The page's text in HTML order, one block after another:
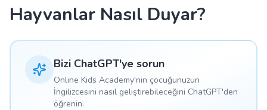
Hayvanlar Nasıl Duyar?
Bizi ChatGPT'ye sorun
Online Kids Academy'nin çocuğunuzun
İngilizcesini nasıl geliştirebileceğini ChatGPT'den
öğrenin.